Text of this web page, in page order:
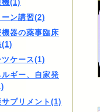
機(1)
ーン講習(2)
機器の薬事臨床
(1)
ツケース(1)
ルギー、自家発
サプリメント(1)